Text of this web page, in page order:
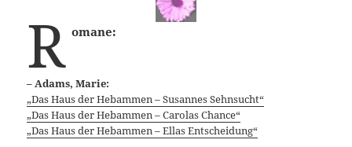
R omane:
– Adams, Marie:
„Das Haus der Hebammen – Susannes Sehnsucht“
„Das Haus der Hebammen – Carolas Chance“
„Das Haus der Hebammen – Ellas Entscheidung“